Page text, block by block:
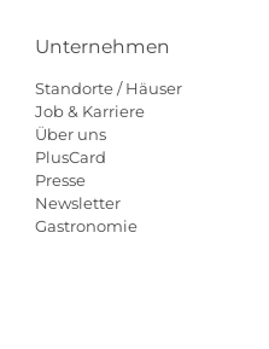
Unternehmen
Standorte / Häuser
Job & Karriere
Über uns
PlusCard
Presse
Newsletter
Gastronomie